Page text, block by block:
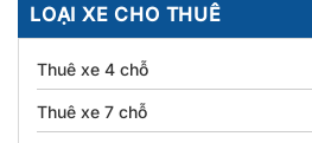
LOẠI XE CHO THUÊ
Thuê xe 4 chỗ
Thuê xe 7 chỗ